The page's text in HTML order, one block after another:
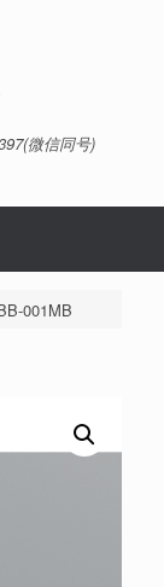
微信同号)
001MB